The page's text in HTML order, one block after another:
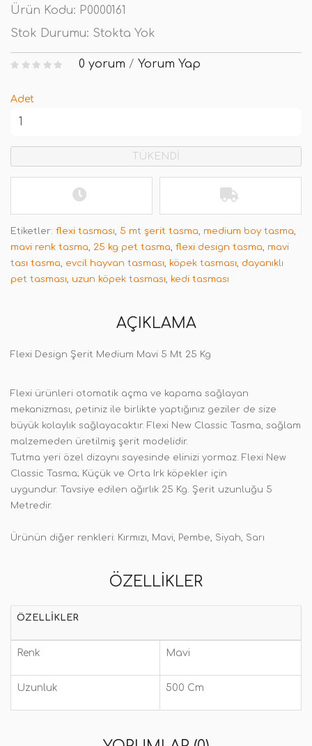
Ürün Kodu: P0000161
Stok Durumu: Stokta Yok
0 yorum / Yorum Yap
Adet
TÜKENDİ
Etiketler: flexi tasması, 5 mt şerit tasma, medium boy tasma,
mavi renk tasma, 25 kg pet tasma, flexi design tasma, mavi
tası tasma, evcil hayvan tasması, köpek tasması, dayanıklı
pet tasması, uzun köpek tasması, kedi tasması
AÇIKLAMA
Flexi Design Şerit Medium Mavi 5 Mt 25 Kg
Flexi ürünleri otomatik açma ve kapama sağlayan
mekanizması, petiniz ile birlikte yaptığınız geziler de size
büyük kolaylık sağlayacaktır. Flexi New Classic Tasma, sağlam
malzemeden üretilmiş şerit modelidir.
Tutma yeri özel dizaynı sayesinde elinizi yormaz. Flexi New
Classic Tasma; Küçük ve Orta Irk köpekler için
uygundur. Tavsiye edilen ağırlık 25 Kg. Şerit uzunluğu 5
Metredir.
Ürünün diğer renkleri: Kırmızı, Mavi, Pembe, Siyah, Sarı
ÖZELLIKLER
ÖZELLIKLER
Renk Mavi
Uzunluk 500 Cm